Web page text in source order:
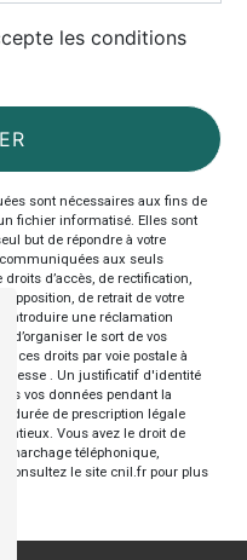
les conditions
sont nécessaires aux fins de
fichier informatisé. Elles sont
but de répondre à votre
aux seuls
d’accès, de rectification,
de retrait de votre
une réclamation
d’organiser le sort de vos
ces droits par voie postale à
. Un justificatif d'identité
vos données pendant la
durée de prescription légale
Vous avez le droit de
téléphonique,
. Consultez le site cnil.fr pour plus